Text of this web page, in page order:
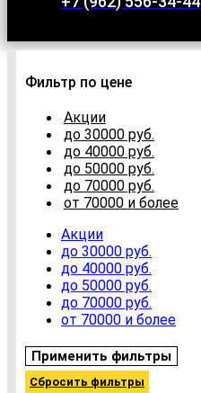
Фильтр по цене
Акции
до 30000 руб.
до 40000 руб.
до 50000 руб.
до 70000 руб.
от 70000 и более
Акции
до 30000 руб.
до 40000 руб.
до 50000 руб.
до 70000 руб.
от 70000 и более
Применить фильтры
Сбросить фильтры